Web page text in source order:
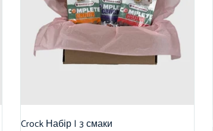
Crock Набір | 3 смаки